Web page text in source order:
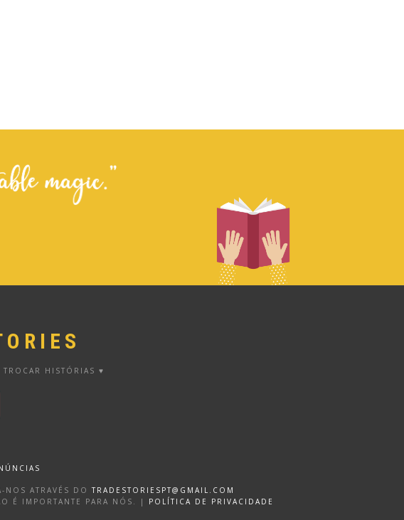
HISTÓRIAS ♥
NOS ATRAVÉS DO TRADESTORIESPT@GMAIL.COM
É IMPORTANTE PARA NÓS. | POLÍTICA DE PRIVACIDADE